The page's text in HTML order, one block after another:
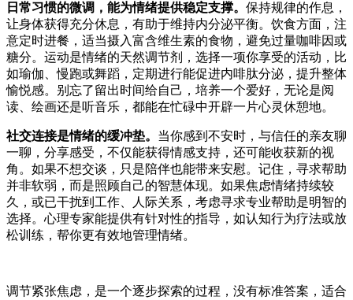
日常习惯的微调，能为情绪提供稳定支撑。 保持规律的作息，
让身体获得充分休息，有助于维持内分泌平衡。饮食方面，注
意定时进餐，适当摄入富含维生素的食物，避免过量咖啡因或
糖分。运动是情绪的天然调节剂，选择一项你享受的活动，比
如瑜伽、慢跑或舞蹈，定期进行能促进内啡肽分泌，提升整体
愉悦感。别忘了留出时间给自己，培养一个爱好，无论是阅
读、绘画还是听音乐，都能在忙碌中开辟一片心灵休憩地。
社交连接是情绪的缓冲垫。 当你感到不安时，与信任的亲友聊
一聊，分享感受，不仅能获得情感支持，还可能收获新的视
角。如果不想交谈，只是陪伴也能带来安慰。记住，寻求帮助
并非软弱，而是照顾自己的智慧体现。如果焦虑情绪持续较
久，或已干扰到工作、人际关系，考虑寻求专业帮助是明智的
选择。心理专家能提供有针对性的指导，如认知行为疗法或放
松训练，帮你更有效地管理情绪。
调节紧张焦虑，是一个逐步探索的过程，没有标准答案，适合